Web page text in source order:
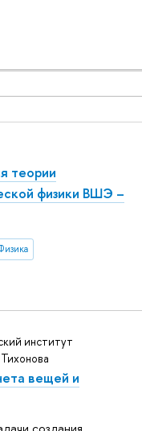
теории
физики ВШЭ –
институт
вещей и